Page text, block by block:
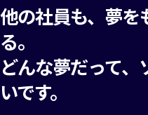
他の社員も、夢を
る。
どんな夢だって
いです。